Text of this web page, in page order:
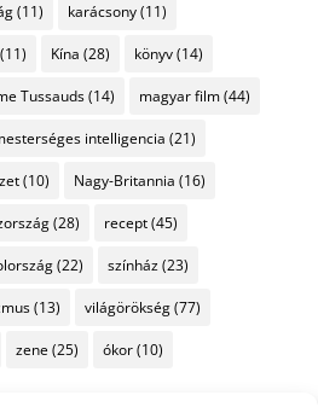
(11) karácsony(11)
Kína (28) könyv(14)
Tussauds(14) magyar film(44)
intelligencia (21)
(10) Nagy-Britannia (16)
(28) recept(45)
(22) színház(23)
(13) világörökség(77)
zene (25) ókor(10)